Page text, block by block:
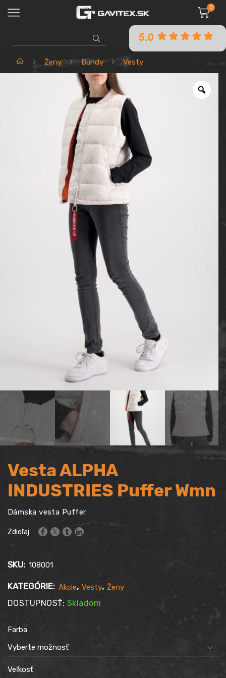
0
SEARCH
5.0
Domov Ženy Bundy Vesty
Vesta ALPHA
INDUSTRIES Puffer Wmn
Dámska vesta Puffer
Zdieľaj
SKU: 108001
KATEGÓRIE: Akcie, Vesty, Ženy
DOSTUPNOSŤ: Skladom
Farba
Veľkosť